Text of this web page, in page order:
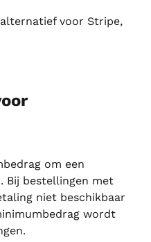
voor Stripe,
om een
Bij bestellingen met
niet beschikbaar
wordt